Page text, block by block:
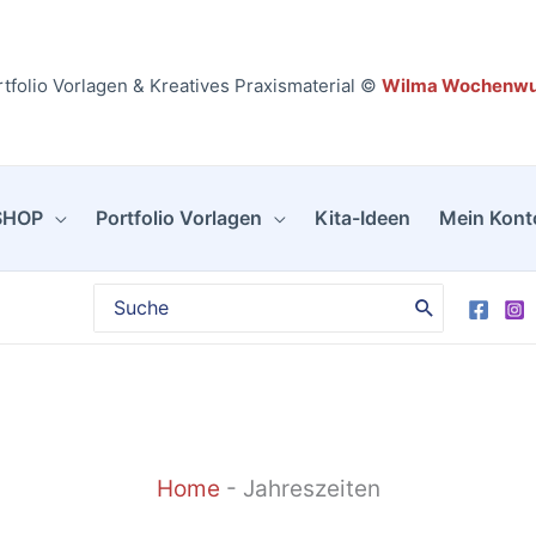
Vorlagen & Kreatives Praxismaterial © Wilma
Portfolio Vorlagen Kita-Ideen Mein
Search
for:
Home - Jahreszeiten